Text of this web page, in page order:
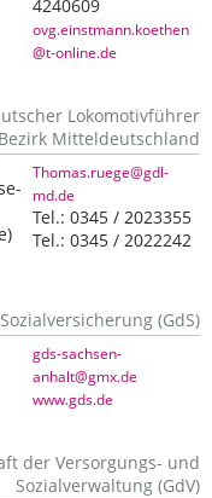
4240609
ovg.einstmann.koethen
@t-online.de
Lokomotivführer
Bezirk Mitteldeutschland
Thomas.ruege@gdl-
md.de
Tel.:0345 / 2023355
Tel.:0345 / 2022242
(GdS)
gds-sachsen-
anhalt@gmx.de
www.gds.de
der Versorgungs- und
Sozialverwaltung (GdV)